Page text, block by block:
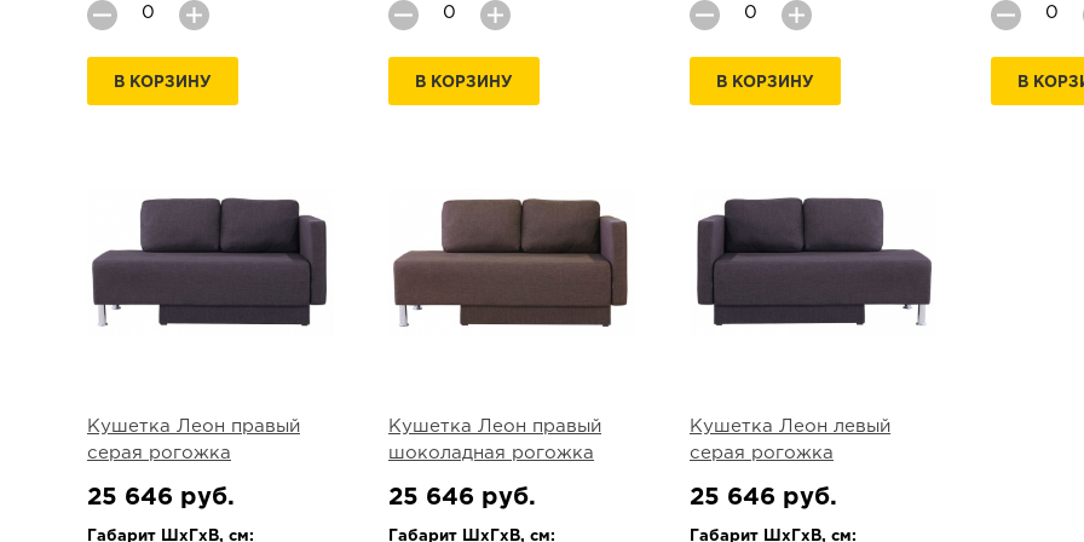
В КОРЗИНУ В КОРЗИНУ В КОРЗИНУ В
Кушетка Леон правый
серая рогожка
25 646 руб.
Габарит ШхГхВ, см:
Кушетка Леон правый
шоколадная рогожка
25 646 руб.
Габарит ШхГхВ, см:
Кушетка Леон левый
серая рогожка
25 646 руб.
Габарит ШхГхВ, см: